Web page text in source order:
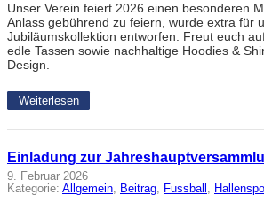
Unser Verein feiert 2026 einen besonderen
Anlass gebührend zu feiern, wurde extra für
Jubiläumskollektion entworfen. Freut euch
edle Tassen sowie nachhaltige Hoodies &
Design.
Weiterlesen
Einladung zur
9. Februar 2026
Kategorie: Allgemein, Beitrag, Fussball ,